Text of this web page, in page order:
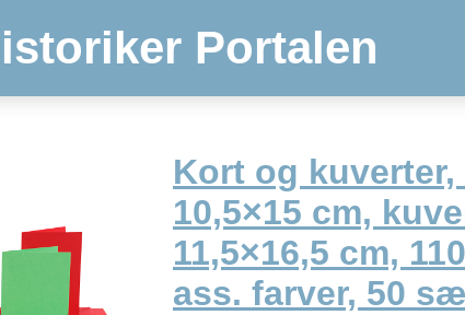
Portalen
Kort og
10,5×15 cm,
11,5×16,5 cm,
ass. farver, 50